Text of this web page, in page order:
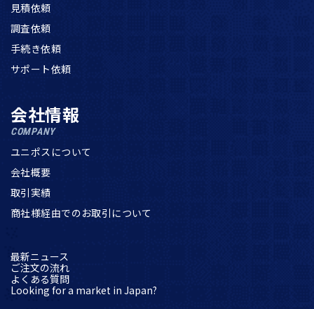
見積依頼
調査依頼
手続き依頼
サポート依頼
会社情報
COMPANY
ユニポスについて
会社概要
取引実績
商社様経由でのお取引について
最新ニュース
ご注文の流れ
よくある質問
Looking for a market in Japan?